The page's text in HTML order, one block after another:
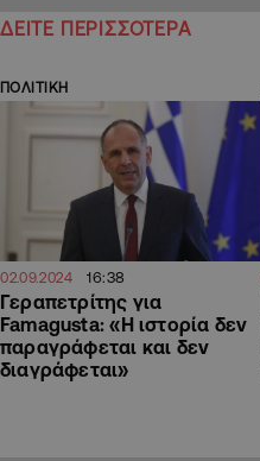
ΔΕΙΤΕ ΠΕΡΙΣΣΟΤΕΡΑ
ΠΟΛΙΤΙΚΗ
02.09.2024 16:38
Γεραπετρίτης για
Famagusta: «Η ιστορία δεν
παραγράφεται και δεν
διαγράφεται»